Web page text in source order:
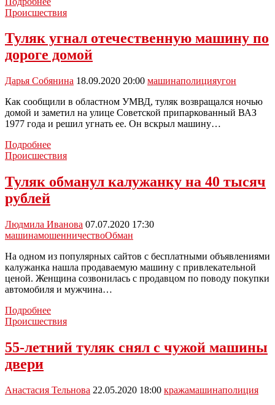
Залесном
Новомосковске
загорелась
машина
Происшествия
Туляк угнал отечественную машину по
дороге домой
Дарья Собянина 18.09.2020 20:00 машинаполицияугон
Как сообщили в областном УМВД, туляк возвращался ночью
домой и заметил на улице Советской припаркованный ВАЗ
1977 года и решил угнать ее. Он вскрыл машину…
ПодробнееТуляк
угнал
машину
по
Происшествия
Туляк обманул калужанку на 40 тысяч
рублей
Людмила Иванова 07.07.2020 17:30
машинамошенничествоОбман
На одном из популярных сайтов с бесплатными объявлениями
калужанка нашла продаваемую машину с привлекательной
ценой. Женщина созвонилась с продавцом по поводу покупки
автомобиля и мужчина…
ПодробнееТуляк
обманул
40
Происшествия
55-летний туляк снял с чужой машины
двери
Анастасия Тельнова 22.05.2020 18:00 кражамашинаполиция